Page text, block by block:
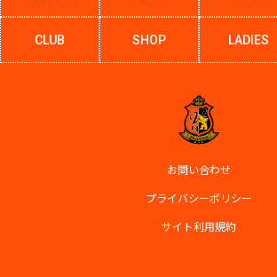
CLUB SHOP LADIES
お問い合わせ
プライバシーポリシー
サイト利用規約